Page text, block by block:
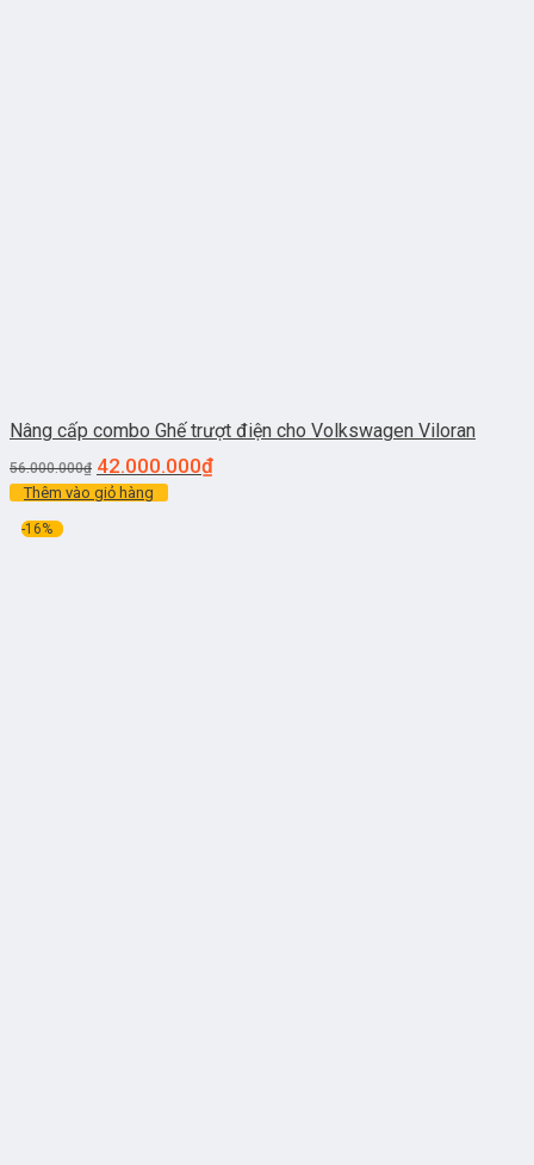
Nâng cấp combo Ghế trượt điện cho Volkswagen Viloran
56.000.000₫ 42.000.000₫
Thêm vào giỏ hàng
-16%